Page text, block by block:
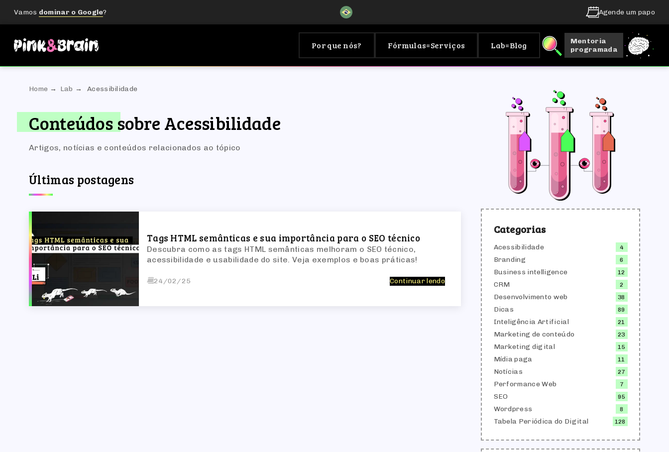
Vamos dominar o Google? Agende um papo
Por que nós? Fórmulas=Serviços Lab=Blog
Mentoria
programada
Home Lab Acessibilidade
Conteúdos sobre Acessibilidade
Artigos, notícias e conteúdos relacionados ao tópico
Últimas postagens
Tags HTML semânticas e sua importância para o SEO técnico
Descubra como as tags HTML semânticas melhoram o SEO técnico,
acessibilidade e usabilidade do site. Veja exemplos e boas práticas!
24/02/25 Continuar lendo
Categorias
Acessibilidade 4
Branding 6
Business intelligence 12
CRM 2
Desenvolvimento web 38
Dicas 89
Inteligência Artificial 21
Marketing de conteúdo 23
Marketing digital 15
Mídia paga 11
Notícias 27
Performance Web 7
SEO 95
Wordpress 8
Tabela Periódica do Digital 128